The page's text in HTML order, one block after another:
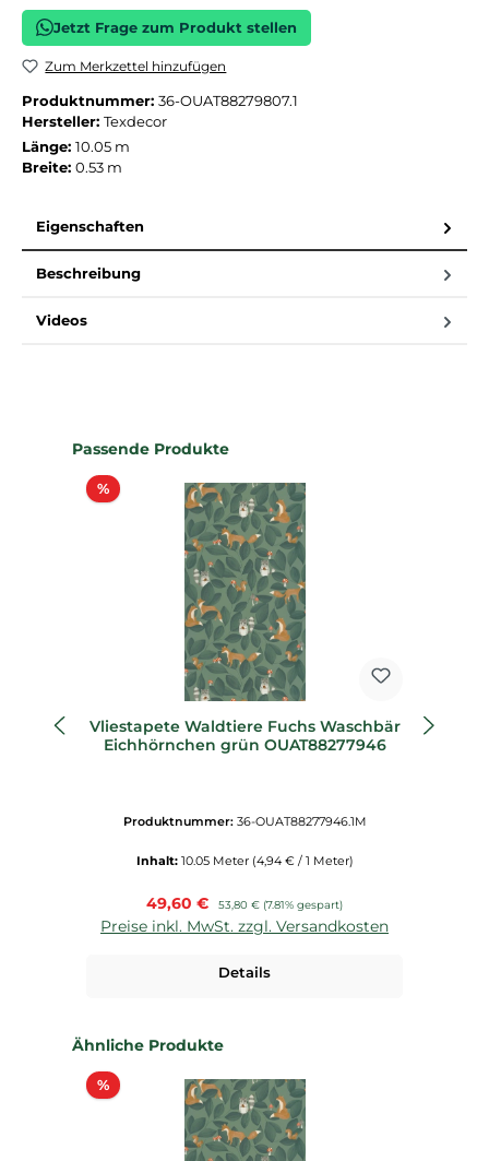
Jetzt Frage zum Produkt stellen
Zum Merkzettel hinzufügen
Produktnummer: 36-OUAT88279807.1
Hersteller: Texdecor
Länge: 10.05 m
Breite: 0.53 m
Eigenschaften
Beschreibung
Videos
Produktgalerie überspringen
Passende Produkte
%Rabatt
Vliestapete Waldtiere Fuchs Waschbär
Eichhörnchen grün OUAT88277946
Produktnummer: 36-OUAT88277946.1M
Inhalt: 10.05 Meter (4,94 € / 1 Meter)
Verkaufspreis:
49,60 € Regulärer Preis:
53,80 € (7.81% gespart)
Preise inkl. MwSt. zzgl. Versandkosten
Details
Produktgalerie überspringen
Ähnliche Produkte
%Rabatt